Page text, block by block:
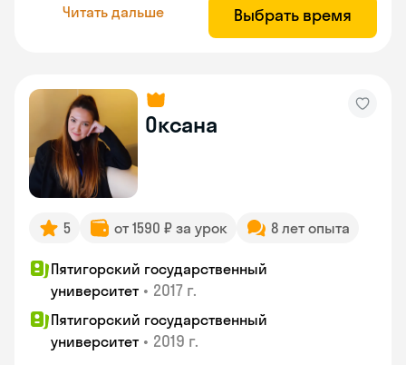
Читать дальше Выбрать время
Оксана
5 от 1590 ₽ за урок 8 лет опыта
Пятигорский государственный
университет • 2017 г.
Пятигорский государственный
университет • 2019 г.